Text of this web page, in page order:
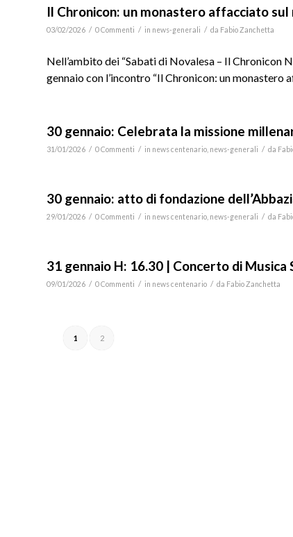
Il Chronicon: un monastero affacciato sul
03/02/2026 / 0 Commenti / in news-generali / da Fabio Zanchetta
Nell’ambito dei “Sabati di Novalesa – Il Chronicon
gennaio con l’incontro “Il Chronicon: un
30 gennaio: Celebrata la missione
31/01/2026 / 0 Commenti / in news centenario news-generali / da
30 gennaio: atto di fondazione
29/01/2026 / 0 Commenti / in news centenario news-generali / da
31 gennaio H: 16.30 | Concerto di
09/01/2026 / 0 Commenti / in news centenario / da Fabio Zanchetta
1 2